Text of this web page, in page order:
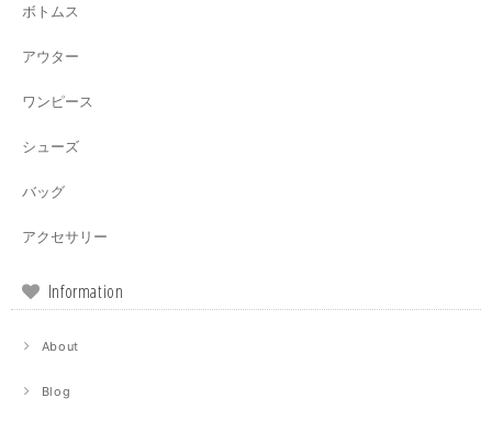
ボトムス
アウター
ワンピース
シューズ
バッグ
アクセサリー
Information
About
Blog